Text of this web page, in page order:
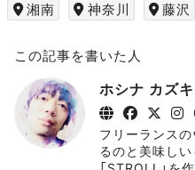
湘南 神奈川 藤沢
この記事を書いた人
ホシナ カズキ
フリーランス
るのと美味しい